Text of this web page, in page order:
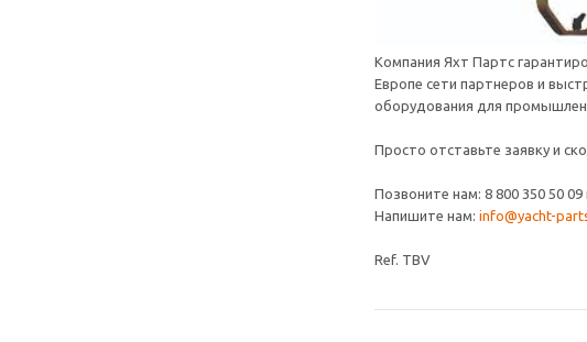
Компания Яхт Партс
Европе сети партнеров и
оборудования для
Просто отставьте заявку и
Позвоните нам: 8 800 350 50 09
Напишите нам: info@yacht-
Ref. TBV